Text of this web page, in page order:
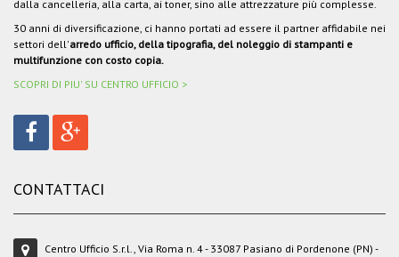
dalla cancelleria, alla carta, ai toner, sino alle attrezzature più complesse.
30 anni di diversificazione, ci hanno portati ad essere il partner affidabile nei
settori dell'arredo ufficio, della tipografia, del noleggio di stampanti e
multifunzione con costo copia.
SCOPRI DI PIU' SU CENTRO UFFICIO >
CONTATTACI
Centro Ufficio S.r.l., Via Roma n. 4 - 33087 Pasiano di Pordenone (PN) -